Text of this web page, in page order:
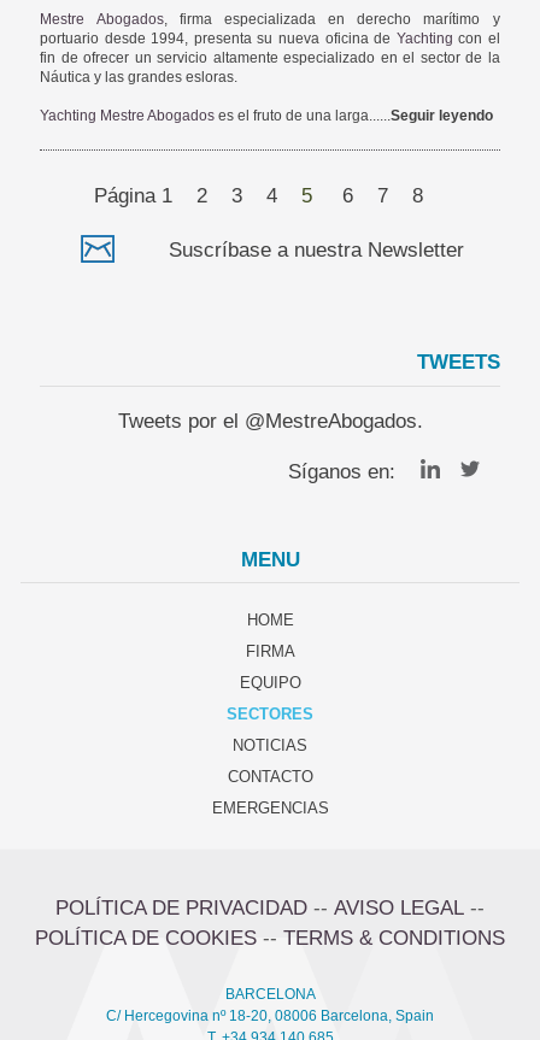
Mestre Abogados, firma especializada en derecho marítimo y
portuario desde 1994, presenta su nueva oficina de Yachting con el
fin de ofrecer un servicio altamente especializado en el sector de la
Náutica y las grandes esloras.
Yachting Mestre Abogados es el fruto de una larga......Seguir leyendo
Página 1 2 3 4 5 6 7 8
Suscríbase a nuestra Newsletter
TWEETS
Tweets por el @MestreAbogados.
Síganos en:
MENU
HOME
FIRMA
EQUIPO
SECTORES
NOTICIAS
CONTACTO
EMERGENCIAS
POLÍTICA DE PRIVACIDAD -- AVISO LEGAL --
POLÍTICA DE COOKIES -- TERMS & CONDITIONS
BARCELONA
C/ Hercegovina nº 18-20, 08006 Barcelona, Spain